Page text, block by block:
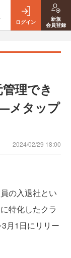
ログイン
新規
会員登録
理でき
メタップ
2024/02/29 18:00
の入退社とい
特化したクラ
月1日にリリー